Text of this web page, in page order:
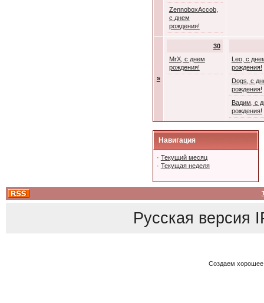
ZennoboxAccob,
с днем
рождения!
»
30
MrX, с днем
рождения!
Leo, с
рождения!
Dogs, с
рождения!
Вадим, с
рождения!
Навигация
· Текущий месяц
· Текущая неделя
Русская версия
Создаем